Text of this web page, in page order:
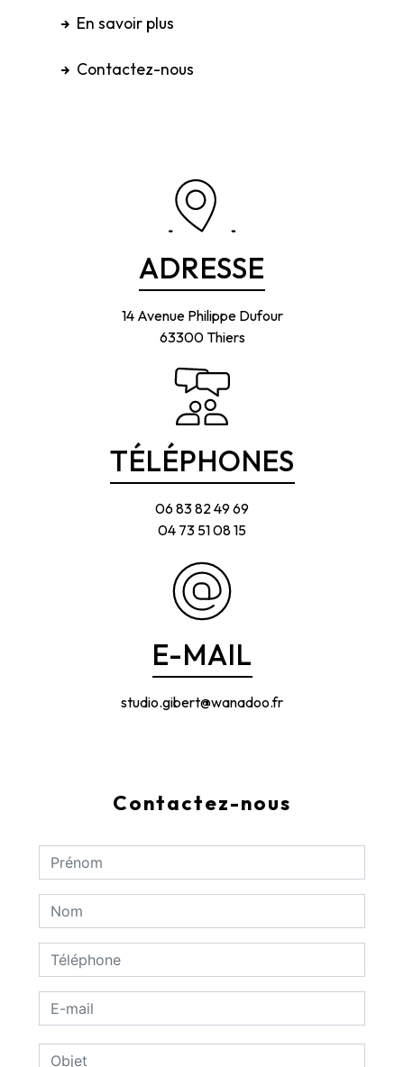
En savoir plus
Contactez-nous
ADRESSE
14 Avenue Philippe Dufour
63300 Thiers
TÉLÉPHONES
06 83 82 49 69
04 73 51 08 15
E-MAIL
studio.gibert@wanadoo.fr
Contactez-nous